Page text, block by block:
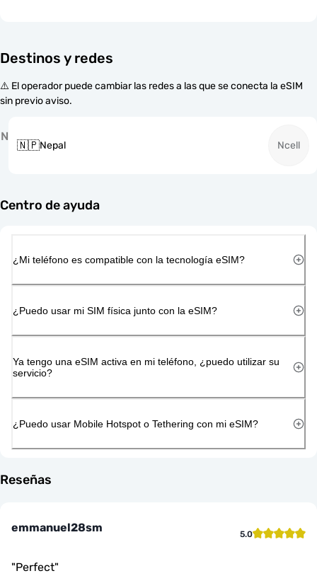
Destinos y redes
⚠️ El operador puede cambiar las redes a las que se conecta la eSIM
sin previo aviso.
N
🇳🇵Nepal Ncell
Centro de ayuda
¿Mi teléfono es compatible con la tecnología eSIM?
¿Puedo usar mi SIM física junto con la eSIM?
Ya tengo una eSIM activa en mi teléfono, ¿puedo utilizar su
servicio?
¿Puedo usar Mobile Hotspot o Tethering con mi eSIM?
Reseñas
emmanuel28sm 5.0
"Perfect"